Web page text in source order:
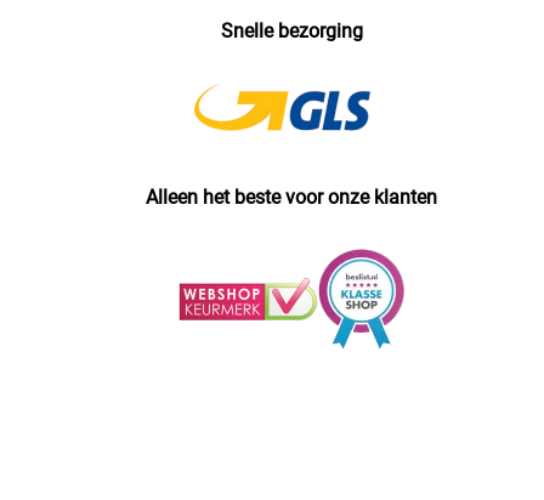
Snelle bezorging
Alleen het beste voor onze klanten